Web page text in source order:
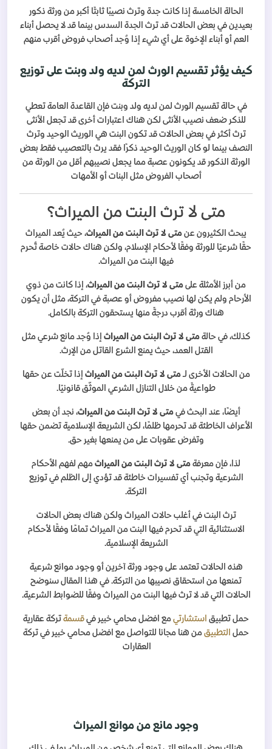
الحالة الخامسة إذا كانت جدة وترث نصيبًا ثابتًا أكبر من ورثة ذكور
بعيدين في بعض الحالات قد ترث الجدة السدس بينما قد لا يحصل أبناء
العم أو أبناء الإخوة على أي شيء إذا وُجد أصحاب فروض أقرب منهم
كيف يؤثر تقسيم الورث لمن لديه ولد وبنت على توزيع
التركة
في حالة تقسيم الورث لمن لديه ولد وبنت فإن القاعدة العامة تعطي
للذكر ضعف نصيب الأنثى لكن هناك اعتبارات أخرى قد تجعل الأنثى
ترث أكثر في بعض الحالات قد تكون البنت هي الوريث الوحيد وترث
النصف بينما لو كان الوريث الوحيد ذكرًا فقد يرث بالتعصيب فقط بعض
الورثة الذكور قد يكونون عصبة مما يجعل نصيبهم أقل من الورثة من
أصحاب الفروض مثل البنات أو الأمهات
متى لا ترث البنت من الميراث؟
يبحث الكثيرون عن متى لا ترث البنت من الميراث، حيث يُعد الميراث
حقًا شرعيًا للورثة وفقًا لأحكام الإسلام، ولكن هناك حالات خاصة تُحرم
فيها البنت من الميراث.
من أبرز الأمثلة على متى لا ترث البنت من الميراث، إذا كانت من ذوي
الأرحام ولم يكن لها نصيب مفروض أو عصبة في التركة، مثل أن يكون
هناك ورثة أقرب درجةً منها يستحقون التركة بالكامل.
كذلك، في حالة متى لا ترث البنت من الميراث إذا وُجد مانع شرعي مثل
القتل العمد، حيث يمنع الشرع القاتل من الإرث.
من الحالات الأخرى لـمتى لا ترث البنت من الميراث إذا تخلّت عن حقها
طواعيةً من خلال التنازل الشرعي الموثّق قانونيًا.
أيضًا، عند البحث فيمتى لا ترث البنت من الميراث، نجد أن بعض
الأعراف الخاطئة قد تحرمها ظلمًا، لكن الشريعة الإسلامية تضمن حقها
وتفرض عقوبات على من يمنعها بغير حق.
لذا، فإن معرفة متى لا ترث البنت من الميراث مهم لفهم الأحكام
الشرعية وتجنب أي تفسيرات خاطئة قد تؤدي إلى الظلم في توزيع
التركة.
ترث البنت في أغلب حالات الميراث ولكن هناك بعض الحالات
الاستثنائية التي قد تحرم فيها البنت من الميراث تمامًا وفقًا لأحكام
الشريعة الإسلامية.
هذه الحالات تعتمد على وجود ورثة آخرين أو وجود موانع شرعية
تمنعها من استحقاق نصيبها من التركة. في هذا المقال سنوضح
الحالات التي قد لا ترث فيها البنت من الميراث وفقًا للضوابط الشرعية.
حمل تطبيق استشارتي مع افضل محامي خبير في قسمة تركة عقارية
حمل التطبيق من هنا مجانا للتواصل مع افضل محامي خبير في تركة
العقارات
وجود مانع من موانع الميراث